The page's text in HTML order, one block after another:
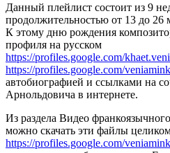
Данный плейлист состоит из 9
продолжительностью от 13 до 26
К этому дню рождения
профиля на русском
https://profiles.google.com/
https://profiles.google.com/
автобиографией и ссылками на
Арнольдовича в интернете.
Из раздела Видео
можно скачать эти файлы
https://profiles.google.com/